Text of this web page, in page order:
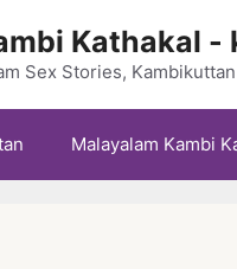
Kathakal
Sex Stories,
Malayalam Kambi